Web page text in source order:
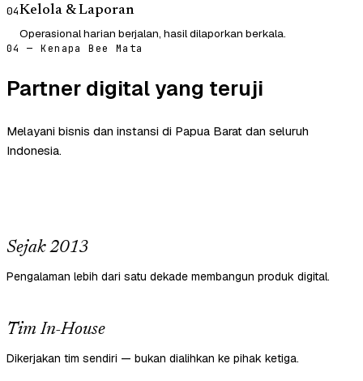
04Kelola & Laporan
Operasional harian berjalan, hasil dilaporkan berkala.
04 — Kenapa Bee Mata
Partner digital yang teruji
Melayani bisnis dan instansi di Papua Barat dan seluruh
Indonesia.
Sejak 2013
Pengalaman lebih dari satu dekade membangun produk digital.
Tim In-House
Dikerjakan tim sendiri — bukan dialihkan ke pihak ketiga.